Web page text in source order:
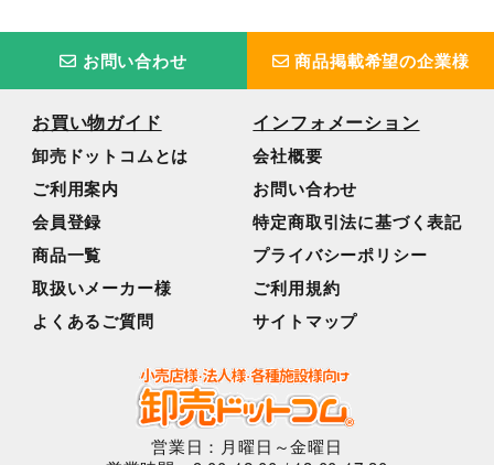
お問い合わせ 商品掲載希望の企業様
お買い物ガイド
卸売ドットコムとは
ご利用案内
会員登録
商品一覧
取扱いメーカー様
よくあるご質問
インフォメーション
会社概要
お問い合わせ
特定商取引法に基づく表記
プライバシーポリシー
ご利用規約
サイトマップ
営業日：月曜日～金曜日